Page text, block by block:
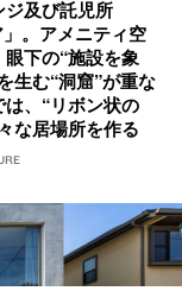
及び託児所
。アメニティ空
下の“施設を象
生む“洞窟”が重な
、“リボン状の
な居場所を作る